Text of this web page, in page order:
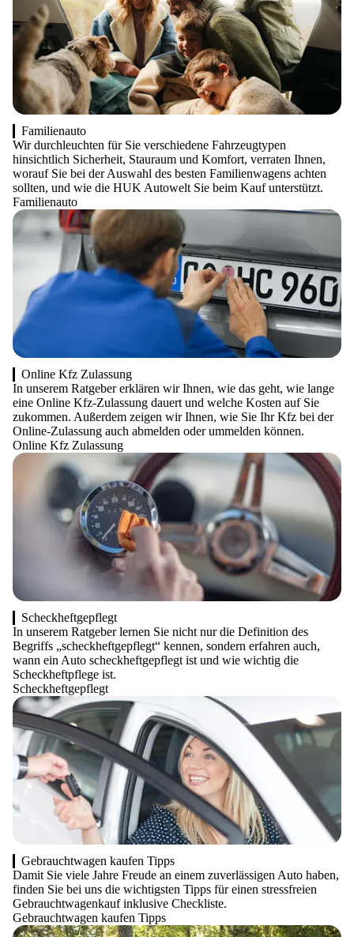
Familienauto
Wir durchleuchten für Sie verschiedene Fahrzeugtypen
hinsichtlich Sicherheit, Stauraum und Komfort, verraten Ihnen,
worauf Sie bei der Auswahl des besten Familienwagens achten
sollten, und wie die HUK Autowelt Sie beim Kauf unterstützt.
Familienauto
Online Kfz Zulassung
In unserem Ratgeber erklären wir Ihnen, wie das geht, wie lange
eine Online Kfz-Zulassung dauert und welche Kosten auf Sie
zukommen. Außerdem zeigen wir Ihnen, wie Sie Ihr Kfz bei der
Online-Zulassung auch abmelden oder ummelden können.
Online Kfz Zulassung
Scheckheftgepflegt
In unserem Ratgeber lernen Sie nicht nur die Definition des
Begriffs „scheckheftgepflegt“ kennen, sondern erfahren auch,
wann ein Auto scheckheftgepflegt ist und wie wichtig die
Scheckheftpflege ist.
Scheckheftgepflegt
Gebrauchtwagen kaufen Tipps
Damit Sie viele Jahre Freude an einem zuverlässigen Auto haben,
finden Sie bei uns die wichtigsten Tipps für einen stressfreien
Gebrauchtwagenkauf inklusive Checkliste.
Gebrauchtwagen kaufen Tipps